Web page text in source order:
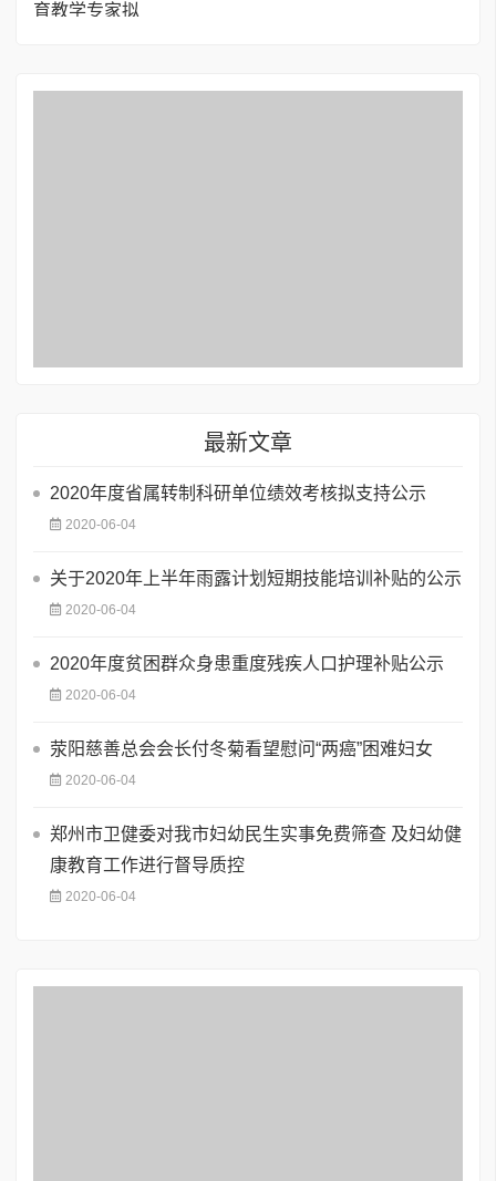
最新文章
2020年度省属转制科研单位绩效考核拟支持公示
2020-06-04
关于2020年上半年雨露计划短期技能培训补贴的公示
2020-06-04
2020年度贫困群众身患重度残疾人口护理补贴公示
2020-06-04
荥阳慈善总会会长付冬菊看望慰问“两癌”困难妇女
2020-06-04
郑州市卫健委对我市妇幼民生实事免费筛查 及妇幼健
康教育工作进行督导质控
2020-06-04